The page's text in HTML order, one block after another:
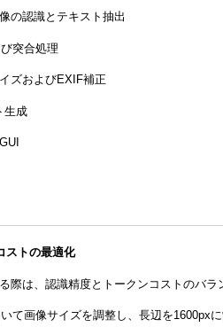
の認識とテキスト抽出
突合処理
ズおよびEXIF補正
生成
ストの最適化
際は、認識精度とトークンコストのバラ
て画像サイズを調整し、長辺を1600px